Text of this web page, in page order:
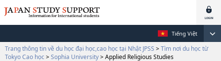
Tiếng Việt
Trang thông tin về du học đại học,cao học tại Nhật JPSS > Tìm nơi du học từ
Tokyo Cao học > Sophia University> Applied Religious Studies